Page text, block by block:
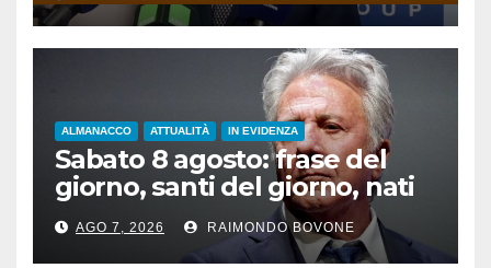
ALMANACCO ATTUALITÀ IN EVIDENZA
Sabato 8 agosto: frase del
giorno, santi del giorno, nati
famosi, accadde oggi
AGO 7, 2026 RAIMONDO BOVONE